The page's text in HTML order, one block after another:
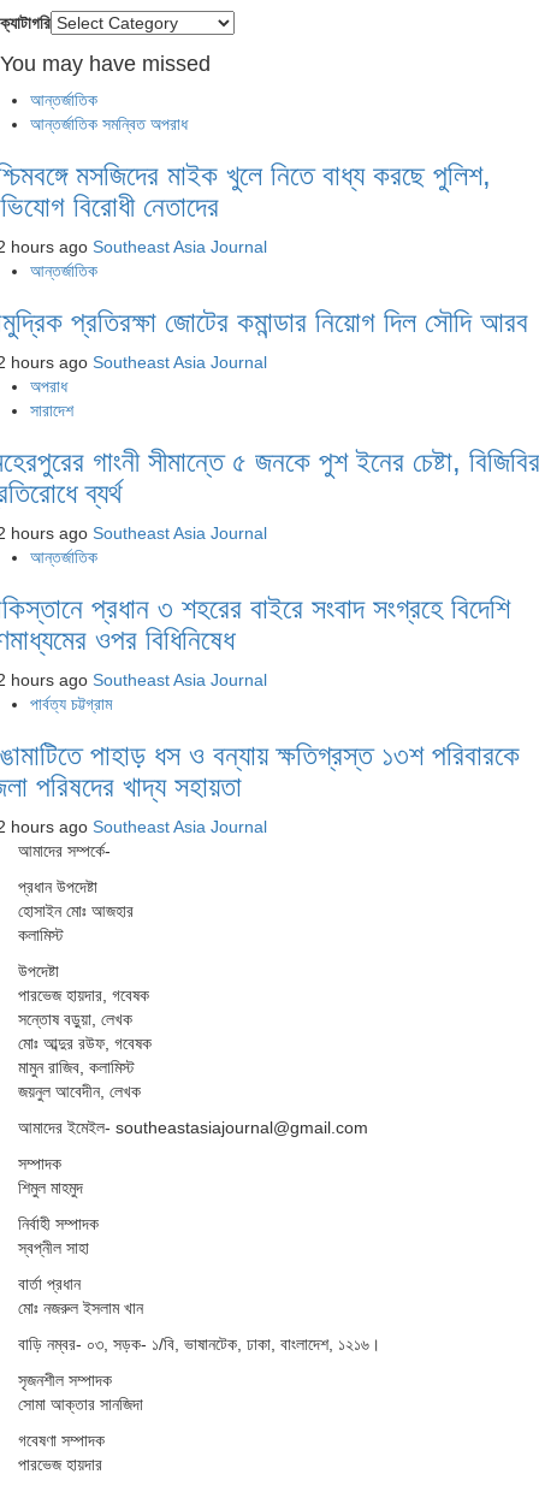
ক্যাটাগরি
You may have missed
আন্তর্জাতিক
আন্তর্জাতিক সমন্বিত অপরাধ
মসজিদের মাইক খুলে নিতে বাধ্য করছে পুলিশ,
বিরোধী নেতাদের
hours ago Southeast Asia Journal
আন্তর্জাতিক
প্রতিরক্ষা জোটের কমান্ডার নিয়োগ দিল সৌদি আরব
hours ago Southeast Asia Journal
অপরাধ
সারাদেশ
গাংনী সীমান্তে ৫ জনকে পুশ ইনের চেষ্টা, বিজিবির
ব্যর্থ
hours ago Southeast Asia Journal
আন্তর্জাতিক
প্রধান ৩ শহরের বাইরে সংবাদ সংগ্রহে বিদেশি
ওপর বিধিনিষেধ
hours ago Southeast Asia Journal
পার্বত্য চট্টগ্রাম
পাহাড় ধস ও বন্যায় ক্ষতিগ্রস্ত ১৩শ পরিবারকে
পরিষদের খাদ্য সহায়তা
hours ago Southeast Asia Journal
আমাদের সম্পর্কে-
প্রধান উপদেষ্টা
হোসাইন মোঃ আজহার
কলামিস্ট
উপদেষ্টা
পারভেজ হায়দার, গবেষক
সন্তোষ বড়ুয়া, লেখক
মোঃ আব্দুর রউফ, গবেষক
মামুন রাজিব, কলামিস্ট
জয়নুল আবেদীন, লেখক
আমাদের ইমেইল- southeastasiajournal@gmail.com
সম্পাদক
শিমুল মাহমুদ
নির্বাহী সম্পাদক
স্বপ্নীল সাহা
বার্তা প্রধান
মোঃ নজরুল ইসলাম খান
বাড়ি নম্বর- ০৩, সড়ক- ১/বি, ভাষানটেক, ঢাকা, বাংলাদেশ, ১২১৬।
সৃজনশীল সম্পাদক
সোমা আক্তার সানজিদা
গবেষণা সম্পাদক
পারভেজ হায়দার